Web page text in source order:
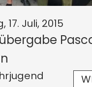
17. Juli, 2015